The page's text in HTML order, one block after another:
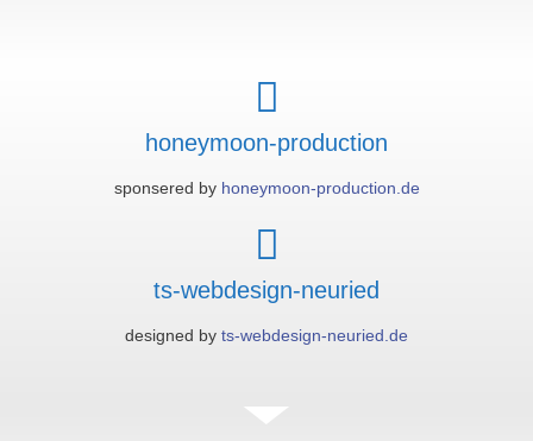
honeymoon-production
sponsered by honeymoon-production.de
ts-webdesign-neuried
designed by ts-webdesign-neuried.de